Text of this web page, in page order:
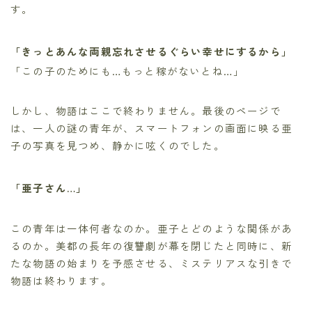
す。
「きっとあんな両親忘れさせるぐらい幸せにするから」
「この子のためにも…もっと稼がないとね…」
しかし、物語はここで終わりません。最後のページで
は、一人の謎の青年が、スマートフォンの画面に映る亜
子の写真を見つめ、静かに呟くのでした。
「亜子さん…」
この青年は一体何者なのか。亜子とどのような関係があ
るのか。美都の長年の復讐劇が幕を閉じたと同時に、新
たな物語の始まりを予感させる、ミステリアスな引きで
物語は終わります。